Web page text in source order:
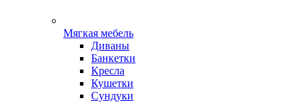
Мягкая мебель
Диваны
Банкетки
Кресла
Кушетки
Сундуки